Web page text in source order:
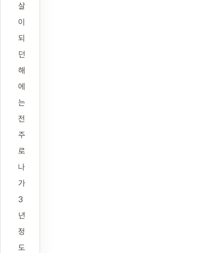
살
이
되
던
해
에
는
전
주
로
나
가
3
년
정
도